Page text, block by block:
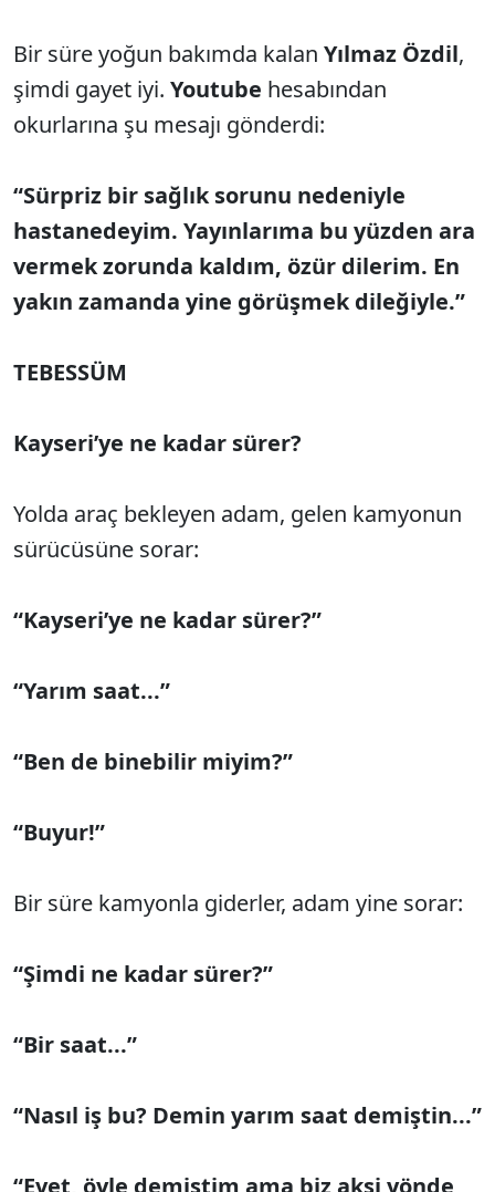
Bir süre yoğun bakımda kalan Yılmaz Özdil,
şimdi gayet iyi. Youtube hesabından
okurlarına şu mesajı gönderdi:
“Sürpriz bir sağlık sorunu nedeniyle
hastanedeyim. Yayınlarıma bu yüzden ara
vermek zorunda kaldım, özür dilerim. En
yakın zamanda yine görüşmek dileğiyle.”
TEBESSÜM
Kayseri’ye ne kadar sürer?
Yolda araç bekleyen adam, gelen kamyonun
sürücüsüne sorar:
“Kayseri’ye ne kadar sürer?”
“Yarım saat...”
“Ben de binebilir miyim?”
“Buyur!”
Bir süre kamyonla giderler, adam yine sorar:
“Şimdi ne kadar sürer?”
“Bir saat...”
“Nasıl iş bu? Demin yarım saat demiştin...”